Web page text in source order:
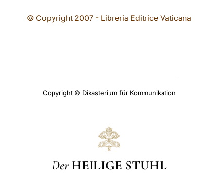
© Copyright 2007 - Libreria Editrice Vaticana
Copyright © Dikasterium für Kommunikation
Der HEILIGE STUHL